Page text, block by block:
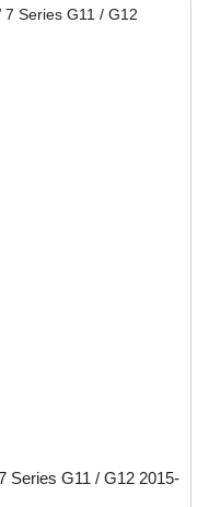
Series G11 / G12 2015-